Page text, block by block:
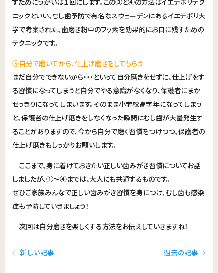
すためにうがいは１回にします。この③と④の方法はイエテボリテク
ニックといい、むし歯予防で有名なスウェーデンにあるイエテボリ大
学で考案された、歯磨き粉中のフッ素を効果的にお口に残すための
テクニックです。
⑤自分で磨いてから、仕上げ磨きをしてもらう
まだ自分でできないから・・・といって自分磨きをせずに、仕上げをす
る習慣になってしまうと自分でやる意識がなくなり、保護者にまか
せっきりになってしまいます。そのまま小学校高学年になってしまう
と、保護者の仕上げ磨きをしなくなった瞬間にむし歯が大量発生す
ることがありますので、今から自分で磨く習慣をつけつつ、保護者の
仕上げ磨きもしっかりお願いします。
ここまで、身に着けておきたい正しい歯みがき習慣についてお話
しましたが、①～④までは、大人にも共通するものです。
ぜひご家族みんなで正しい歯みがき習慣を身につけ、むし歯も感染
症も予防していきましょう！
次回は自分磨きを楽しくする方法をお伝えしていきますね！
新しい記事 過去の記事